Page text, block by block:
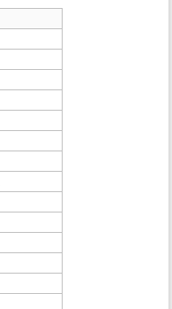
，见下。
现定义（按照标
。